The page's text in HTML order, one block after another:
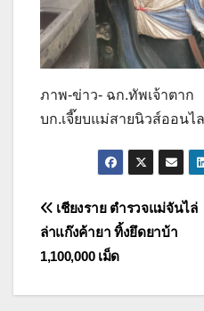
ภาพ-ข่าว- ฉก.ทัพเจ้าตาก
บก.เจี๊ยบแม่สายนิวส์ออนไ
แนะแนว
เรื่อง
เชียงราย ตำรวจแม่จันไล่
ล่าแก๊งค้ายา ทิ้งยึดยาบ้า
1,100,000 เม็ด